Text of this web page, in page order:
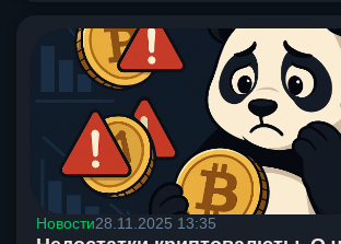
Новости28.11.2025 13:35